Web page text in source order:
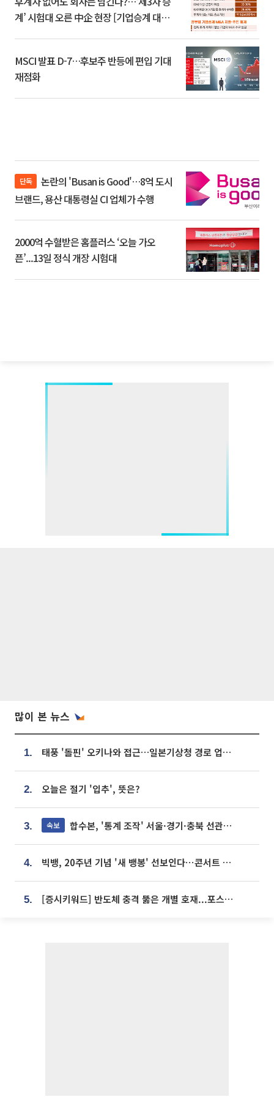
계’ 시험대 오른 中企 현장 [기업승계 대전
MSCI 발표 D-7…후보주 반등에 편입 기대
재점화
단독
브랜드, 용산 대통령실 CI 업체가 수행
2000억 수혈받은 홈플러스 ‘오늘 가오
픈’...13일 정식 개장 시험대
많이 본 뉴스
1. 태풍 '돌핀' 오키나와 접근…일본기상청 경로 업데이트
2. 오늘은 절기 '입추', 뜻은?
3. 속보 합수본, '통계 조작' 서울·경기·충북 선관위 등 추가 압수수색
4. 빅뱅, 20주년 기념 '새 뱅봉' 선보인다⋯콘서트 앞두고 팝업 개최
5. [증시키워드] 반도체 충격 뚫은 개별 호재...포스코퓨처엠·에코프로·한화솔루션 '눈길'